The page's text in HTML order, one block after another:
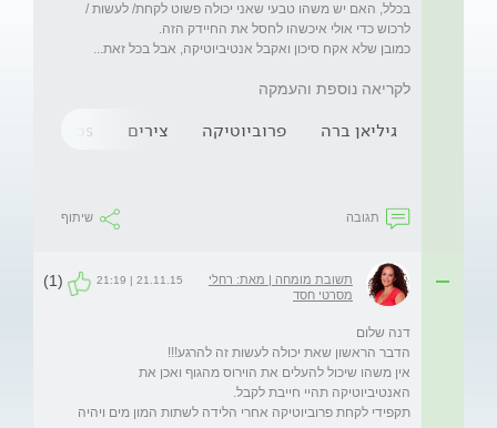
בכלל, האם יש משהו טבעי שאני יכולה פשוט לקחת/ לעשות /
לקריאה נוספת והעמקה
גיליאן ברה פרוביוטיקה צירים gbs חיובי
תגובה שיתוף
תשובת מומחה | מאת: רחלי
מסרטי חסד
21.11.15 | 21:19
(1)
אין משהו שיכול להעלים את הוירוס מהגוף ואכן את
תקפידי לקחת פרוביוטיקה אחרי הלידה לשתות המון מים ויהיה